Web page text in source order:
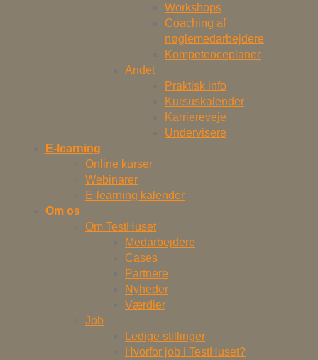
Workshops
Coaching af
nøglemedarbejdere
Kompetenceplaner
Andet
Praktisk info
Kursuskalender
Karriereveje
Undervisere
E-learning
Online kurser
Webinarer
E-learning kalender
Om os
Om TestHuset
Medarbejdere
Cases
Partnere
Nyheder
Værdier
Job
Ledige stillinger
Hvorfor job i TestHuset?